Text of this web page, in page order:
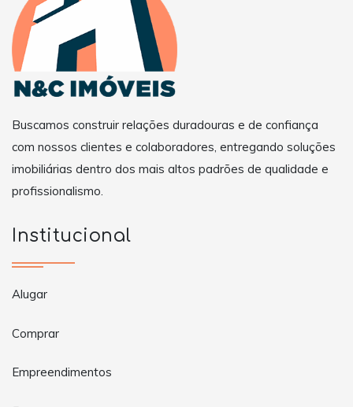
Buscamos construir relações duradouras e de confiança
com nossos clientes e colaboradores, entregando soluções
imobiliárias dentro dos mais altos padrões de qualidade e
profissionalismo.
Institucional
Alugar
Comprar
Empreendimentos